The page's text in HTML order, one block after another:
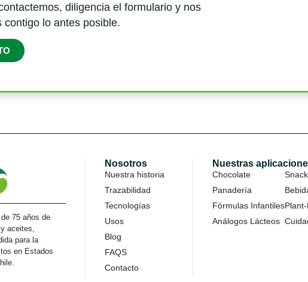
diligencia el formulario y nos
contigo lo antes posible.
75 años de
aceites,
para la
en Estados
Nosotros
Nuestra historia
Trazabilidad
Tecnologías
Usos
Blog
FAQS
Contacto
Nuestras
Chocolate
Panadería
Fórmulas Infantiles
Análogos Lácteos